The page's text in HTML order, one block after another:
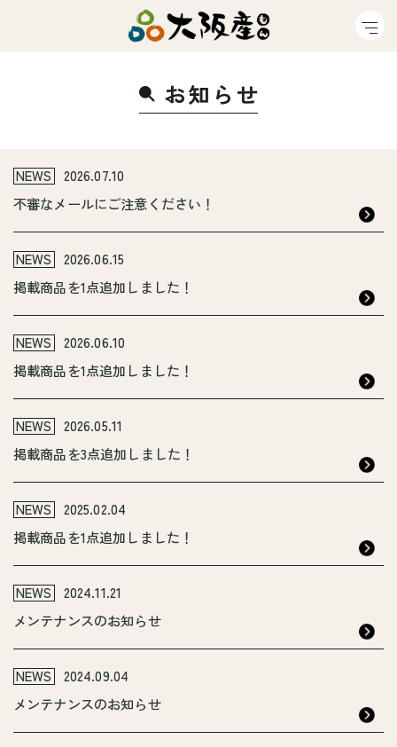
お知ら せ
NEWS
2026.07.10
不審なメールにご注意ください！
NEWS
2026.06.15
掲載商品を1点追加しました！
NEWS
2026.06.10
掲載商品を1点追加しました！
NEWS
2026.05.11
掲載商品を3点追加しました！
NEWS
2025.02.04
掲載商品を1点追加しました！
NEWS
2024.11.21
メンテナンスのお知らせ
NEWS
2024.09.04
メンテナンスのお知らせ